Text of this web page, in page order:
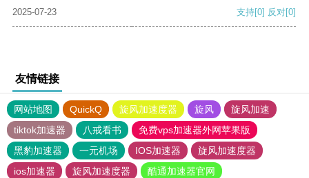
2025-07-23 支持[0] 反对[0]
友情链接
网站地图 QuickQ 旋风加速度器 旋风
旋风加速
tiktok加速器
八戒看书
免费vps加速器外网苹果版
黑豹加速器
一元机场 IOS加速器
旋风加速度器
ios加速器
旋风加速度器
酷通加速器官网